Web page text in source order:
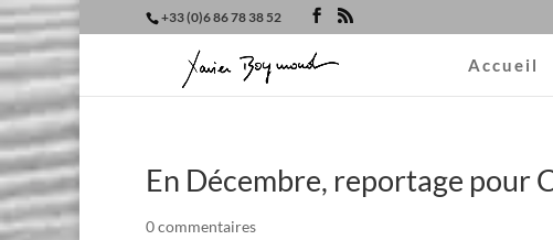
+33 (0)6 86 78 38 52
Accueil
En Décembre, reportage pour
0 commentaires